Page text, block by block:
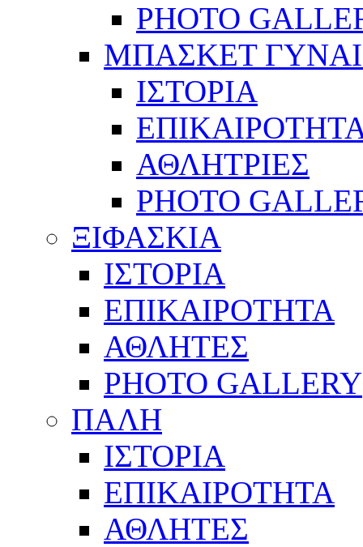
PHOTO
ΜΠΑΣΚΕΤ
ΙΣΤΟΡΙΑ
ΑΘΛΗΤΡΙΕΣ
PHOTO
ΞΙΦΑΣΚΙΑ
ΙΣΤΟΡΙΑ
ΕΠΙΚΑΙΡΟΤΗΤΑ
ΑΘΛΗΤΕΣ
PHOTO GALLERY
ΠΑΛΗ
ΙΣΤΟΡΙΑ
ΕΠΙΚΑΙΡΟΤΗΤΑ
ΑΘΛΗΤΕΣ